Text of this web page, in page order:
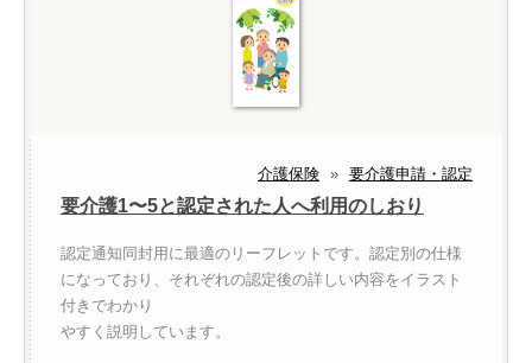
介護保険 » 要介護申請・認定
要介護1〜5と認定された人へ利用のしおり
認定通知同封用に最適のリーフレットです。認定別の仕様
になっており、それぞれの認定後の詳しい内容をイラスト
付きでわかり
やすく説明しています。